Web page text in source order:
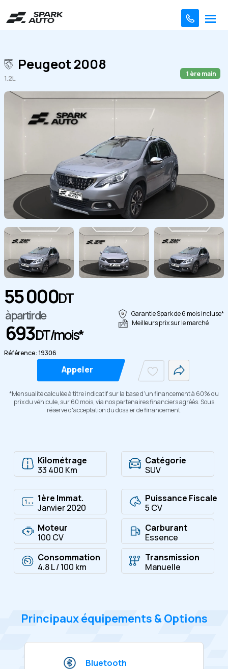
Peugeot 2008
1.2L 1 ère main
55 000DT
à partir de
693DT/mois*
Référence : 19306
Garantie Spark de 6 mois incluse*
Meilleurs prix sur le marché
Appeler
*Mensualité calculée à titre indicatif sur la base d'un financement à 60% du
prix du véhicule, sur 60 mois, via nos partenaires financiers agréés. Sous
réserve d'acceptation du dossier de financement.
Kilométrage
33 400 Km
Catégorie
SUV
1ère Immat.
Janvier 2020
Puissance Fiscale
5 CV
Moteur
100 CV
Carburant
Essence
Consommation
4.8 L / 100 km
Transmission
Manuelle
Principaux équipements & Options
Bluetooth
Copier